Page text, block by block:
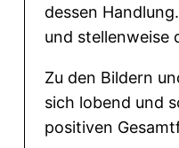
dessen
und stellenweise
Zu den Bildern
sich lobend und
positiven